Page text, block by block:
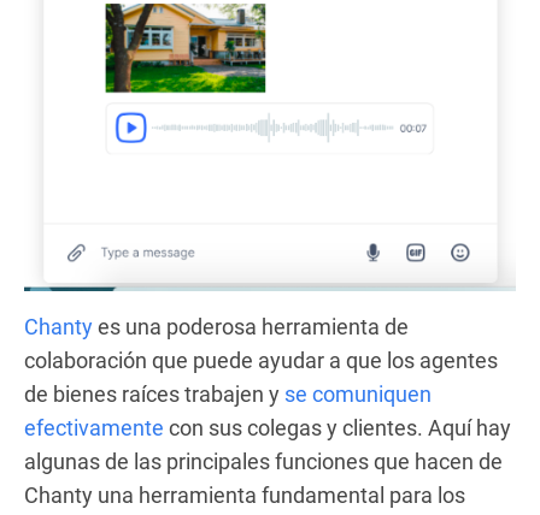
Chantyes una poderosa herramienta de
colaboración que puede ayudar a que los agentes
de bienes raíces trabajen y se comuniquen
efectivamente con sus colegas y clientes. Aquí hay
algunas de las principales funciones que hacen de
Chanty una herramienta fundamental para los